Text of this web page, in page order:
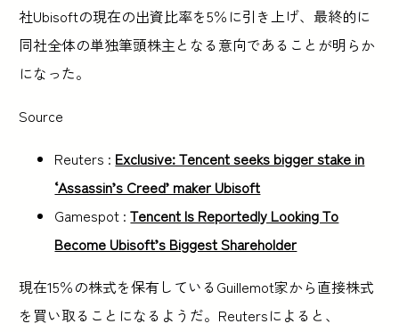
社Ubisoftの現在の出資比率を5％に引き上げ、最終的に
同社全体の単独筆頭株主となる意向であることが明らか
になった。
Source
Reuters : Exclusive: Tencent seeks bigger stake in
‘Assassin’s Creed’ maker Ubisoft
Gamespot :Tencent Is Reportedly Looking To
Become Ubisoft’s Biggest Shareholder
現在15％の株式を保有しているGuillemot家から直接株式
を買い取ることになるようだ。Reutersによると、